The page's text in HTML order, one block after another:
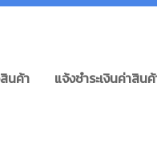
นค้า แจ้งชำระเงินค่าสิน